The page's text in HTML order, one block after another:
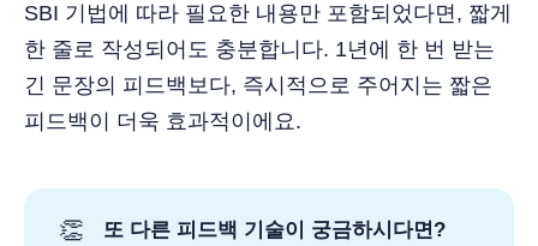
SBI 기법에 따라 필요한 내용만 포함되었다면, 짧게
한 줄로 작성되어도 충분합니다. 1년에 한 번 받는
긴 문장의 피드백보다, 즉시적으로 주어지는 짧은
피드백이 더욱 효과적이에요.
👏
또 다른 피드백 기술이 궁금하시다면?